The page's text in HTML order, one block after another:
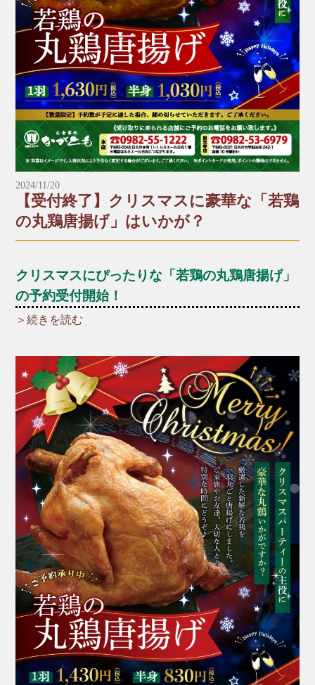
【３〜４人前】
6,900円（税込）
【5〜6人前】
8,900円（税込）
※握り寿司は予約数が予定に達した為、締め切らせ
ていただきます。ご了承ください。
※*※*※*※*※*※*※*※*※*※*※*※*※*※*※*
＼受け取りに来られる店舗にお電話でご予約をお願
い致します。／
☎︎0982-55-1222
〒883-0045日向市本町11-1 ルミエール日向1階
※電話はルミエール日向につながります。
☎︎0982-53-6979
〒883-0021日向市財光寺242-1
国道10号線沿い
※*※*※*※*※*※*※*※*※*※*※*※*※*※*※*
※*※*※*※
2024/11/20
【受付終了】クリスマスに豪華な「若鶏
の丸鶏唐揚げ」はいかが？
クリスマスにぴったりな「若鶏の丸鶏唐揚げ」
の予約受付開始！
クリスマスパーティーの主役に、厳選した新鮮な若
鶏を一羽丸ごと贅沢に使った「若鶏の丸鶏唐揚げ」
はいかがですか？
ご家族やお友達、大切な人との特別な時間にどうぞ♪
*+:*+:*+:【予約受付中メニュー】*+:*+:*+:
▶︎若鶏の丸鶏唐揚げ（数量限定）
一羽：1,630円（税込）
半身：1,030円（税込）
※予約数が予定に達した場合、締め切らせていただ
きます。ご了承ください。
*～:+:～*～:+:～*～*～:+:～*～:+:～*～
＼受け取りに来られる店舗にお電話でご予約をお願
い致します。／
■本店
＞続きを読む